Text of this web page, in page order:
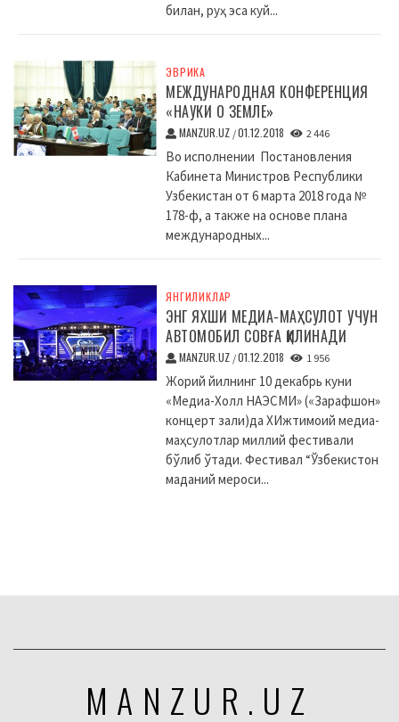
билан, руҳ эса куй...
ЭВРИКА
МЕЖДУНАРОДНАЯ КОНФЕРЕНЦИЯ
«НАУКИ О ЗЕМЛЕ»
MANZUR.UZ /01.12.2018 2 446
Во исполнении Постановления
Кабинета Министров Республики
Узбекистан от 6 марта 2018 года №
178-ф, а также на основе плана
международных...
ЯНГИЛИКЛАР
ЭНГ ЯХШИ МЕДИА-МАҲСУЛОТ УЧУН
АВТОМОБИЛ СОВҒА ҚИЛИНАДИ
MANZUR.UZ /01.12.2018 1 956
Жорий йилнинг 10 декабрь куни
«Медиа-Холл НАЭСМИ» («Зарафшон»
концерт зали)да XИжтимоий медиа-
маҳсулотлар миллий фестивали
бўлиб ўтади. Фестивал “Ўзбекистон
маданий мероси...
MANZUR.UZ